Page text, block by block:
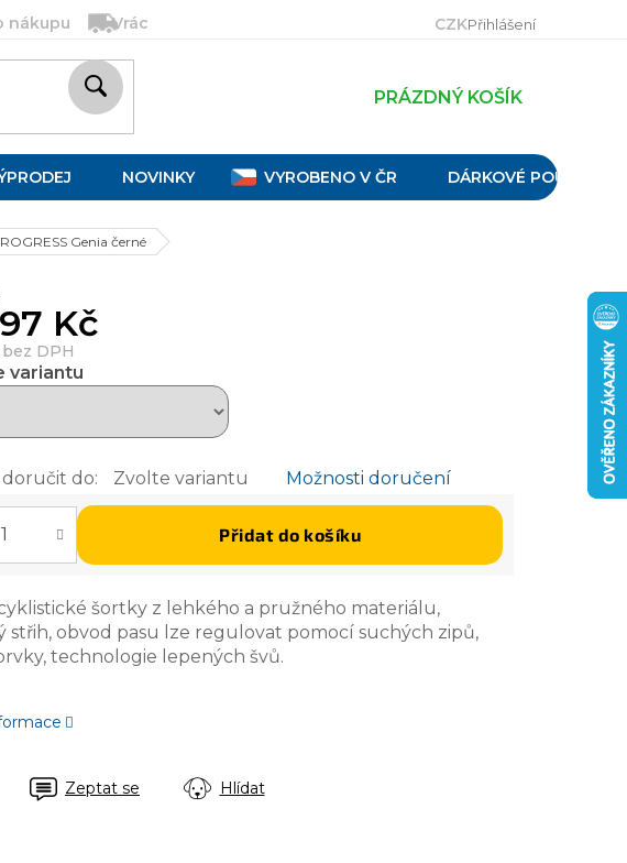
nákupu Vrácení, výměna a reklamace Velikostní tabulky
CZKPřihlášení
PRÁZDNÝ KOŠÍK
NOVINKY VYROBENO V ČR DÁRKOVÉ POUKAZY
Genia černé
Kč
bez DPH
variantu
do: Zvolte variantu Možnosti doručení
Přidat do košíku
šortky z lehkého a pružného materiálu,
střih, obvod pasu lze regulovat pomocí suchých zipů,
technologie lepených švů.
Zeptat se Hlídat